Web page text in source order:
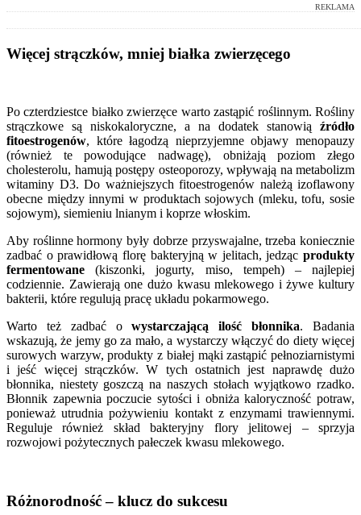
REKLAMA
Więcej strączków, mniej białka zwierzęcego
Po czterdziestce białko zwierzęce warto zastąpić roślinnym. Rośliny
strączkowe są niskokaloryczne, a na dodatek stanowią źródło
fitoestrogenów, które łagodzą nieprzyjemne objawy menopauzy
(również te powodujące nadwagę), obniżają poziom złego
cholesterolu, hamują postępy osteoporozy, wpływają na metabolizm
witaminy D3. Do ważniejszych fitoestrogenów należą izoflawony
obecne między innymi w produktach sojowych (mleku, tofu, sosie
sojowym), siemieniu lnianym i koprze włoskim.
Aby roślinne hormony były dobrze przyswajalne, trzeba koniecznie
zadbać o prawidłową florę bakteryjną w jelitach, jedząc produkty
fermentowane (kiszonki, jogurty, miso, tempeh) – najlepiej
codziennie. Zawierają one dużo kwasu mlekowego i żywe kultury
bakterii, które regulują pracę układu pokarmowego.
Warto też zadbać owystarczającą ilość błonnika. Badania
wskazują, że jemy go za mało, a wystarczy włączyć do diety więcej
surowych warzyw, produkty z białej mąki zastąpić pełnoziarnistymi
i jeść więcej strączków. W tych ostatnich jest naprawdę dużo
błonnika, niestety goszczą na naszych stołach wyjątkowo rzadko.
Błonnik zapewnia poczucie sytości i obniża kaloryczność potraw,
ponieważ utrudnia pożywieniu kontakt z enzymami trawiennymi.
Reguluje również skład bakteryjny flory jelitowej – sprzyja
rozwojowi pożytecznych pałeczek kwasu mlekowego.
Różnorodność – klucz do sukcesu